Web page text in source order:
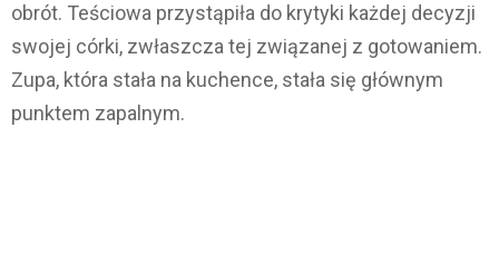
obrót. Teściowa przystąpiła do krytyki każdej decyzji
swojej córki, zwłaszcza tej związanej z gotowaniem.
Zupa, która stała na kuchence, stała się głównym
punktem zapalnym.